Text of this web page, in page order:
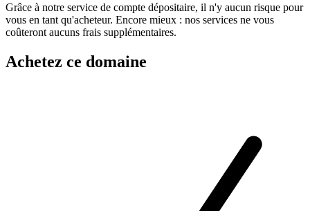
Grâce à notre service de compte dépositaire, il n'y aucun risque pour
vous en tant qu'acheteur. Encore mieux : nos services ne vous
coûteront aucuns frais supplémentaires.
Achetez ce domaine